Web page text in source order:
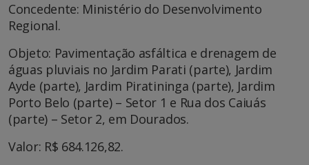
Concedente: Ministério do Desenvolvimento
Regional.
Objeto: Pavimentação asfáltica e drenagem de
águas pluviais no Jardim Parati (parte), Jardim
Ayde (parte), Jardim Piratininga (parte), Jardim
Porto Belo (parte) – Setor 1 e Rua dos Caiuás
(parte) – Setor 2, em Dourados.
Valor: R$ 684.126,82.